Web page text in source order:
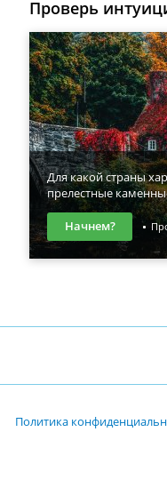
Проверь
Для какой страны
прелестные
Начнем?
Политика